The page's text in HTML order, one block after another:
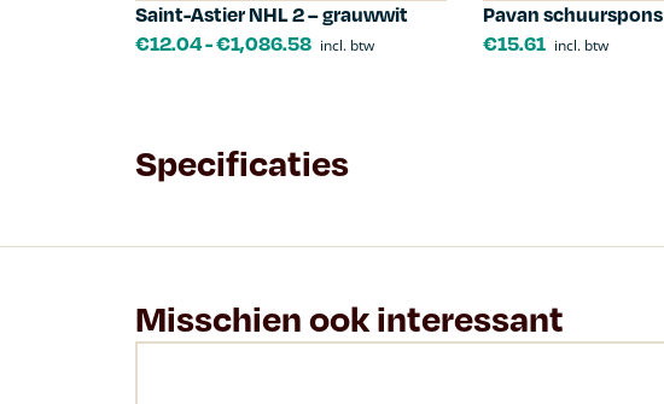
Saint-Astier NHL 2 – grauwwit
€12.04-€1,086.58 incl. btw
Pavan schuurspons
€15.61 incl. btw
Specificaties
Misschien ook interessant